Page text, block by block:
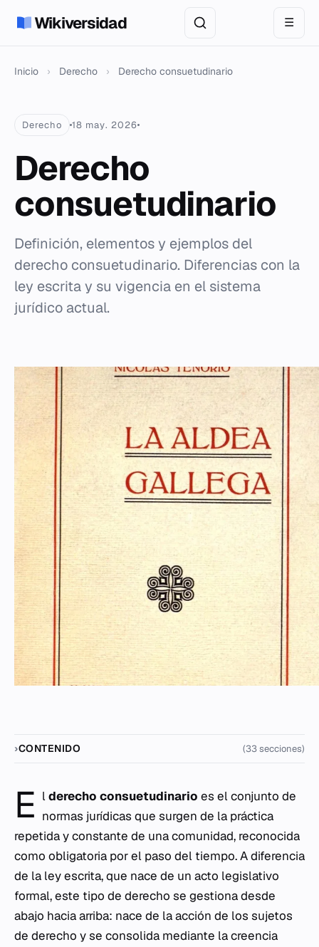
Wikiversidad ☰
Inicio › Derecho › Derecho consuetudinario
Derecho 18 may. 2026
Derecho
consuetudinario
Definición, elementos y ejemplos del
derecho consuetudinario. Diferencias con la
ley escrita y su vigencia en el sistema
jurídico actual.
CONTENIDO (33 secciones)
E lderecho consuetudinario es el conjunto de
normas jurídicas que surgen de la práctica
repetida y constante de una comunidad, reconocida
como obligatoria por el paso del tiempo. A diferencia
de la ley escrita, que nace de un acto legislativo
formal, este tipo de derecho se gestiona desde
abajo hacia arriba: nace de la acción de los sujetos
de derecho y se consolida mediante la creencia